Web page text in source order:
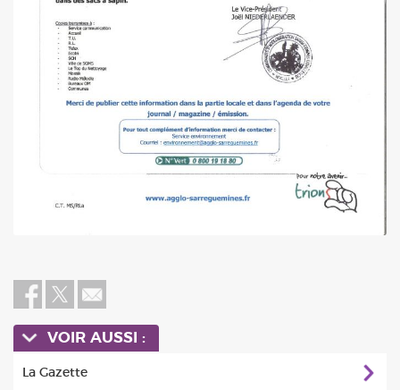
VOIR AUSSI :
La Gazette